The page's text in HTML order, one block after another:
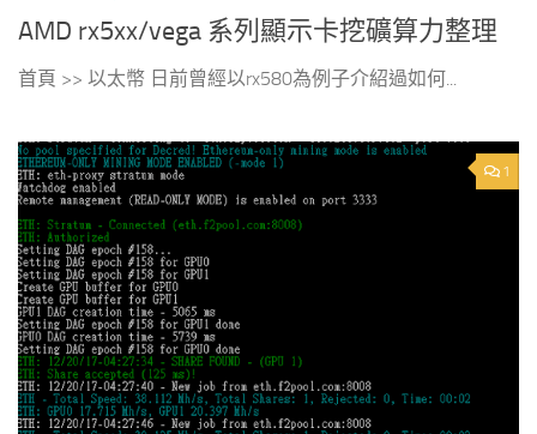
AMD rx5xx/vega 系列顯示卡挖礦算力整理
首頁 >> 以太幣 日前曾經以rx580為例子介紹過如何...
1